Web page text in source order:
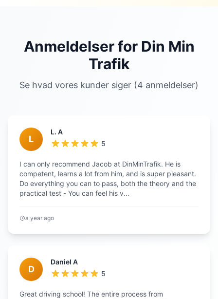
Anmeldelser for Din Min
Trafik
Se hvad vores kunder siger (4 anmeldelser)
L
L. A
5
I can only recommend Jacob at DinMinTrafik. He is
competent, learns a lot from him, and is super pleasant.
Do everything you can to pass, both the theory and the
practical test - You can feel his v...
a year ago
D
Daniel A
5
Great driving school! The entire process from